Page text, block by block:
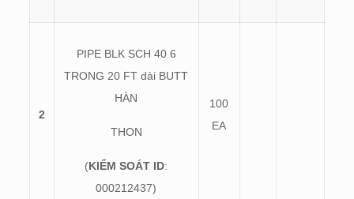
2
PIPE BLK SCH 40 6
TRONG 20 FT dài BUTT
HÀN
THON
(KIỂM SOÁT ID:
000212437)
100
EA